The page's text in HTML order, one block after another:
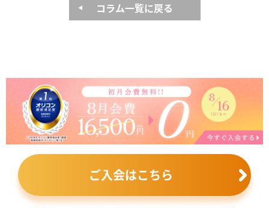
コラム一覧に戻る
ご入会はこちら